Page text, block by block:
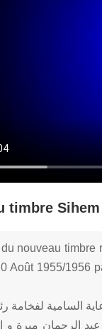
timbre
nouveau
Août 1955/1956
السامية لفخامة
بالتنسيق مع جامعة عبد